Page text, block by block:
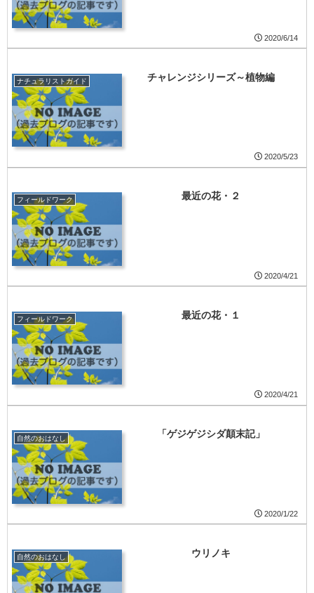
2020/6/14
ナチュラリストガイド チャレンジシリーズ～植物編
2020/5/23
フィールドワーク 最近の花・２
2020/4/21
フィールドワーク 最近の花・１
2020/4/21
自然のおはなし 「ゲジゲジシダ顛末記」
2020/1/22
自然のおはなし ウリノキ